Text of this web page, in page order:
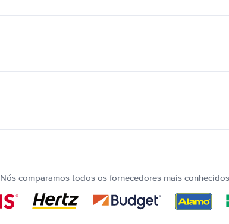
Nós comparamos todos os fornecedores mais conhecidos